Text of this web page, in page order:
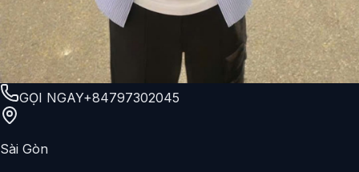
GỌI NGAY+84797302045
Sài Gòn